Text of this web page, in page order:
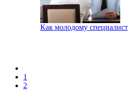
Как молодому
1
2